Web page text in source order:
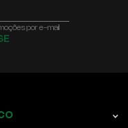
por e-mail